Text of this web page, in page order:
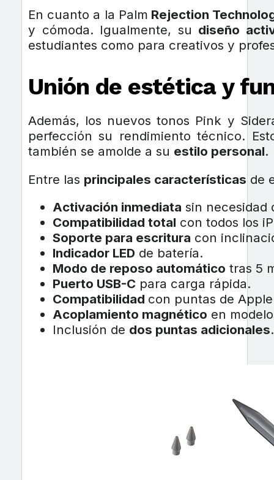
En cuanto a la Palm Rejection
y cómoda. Igualmente, su diseño
estudiantes como para creativos y
Unión de estética y
Además, los nuevos tonos Pink y
perfección su rendimiento técnico.
también se amolde a su estilo personal.
Entre las principales características de
Activación inmediata sin necesidad
Compatibilidad total con todos los
Soporte para escritura con
Indicador LED de batería.
Modo de reposo automático tras 5
Puerto USB-Cpara carga rápida.
Compatibilidad con puntas de
Acoplamiento magnético en
Inclusión de dos puntas adicionales.